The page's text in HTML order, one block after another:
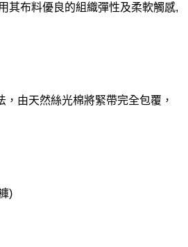
其布料優良的組織彈性及柔軟觸感,
由天然絲光棉將緊帶完全包覆，
)